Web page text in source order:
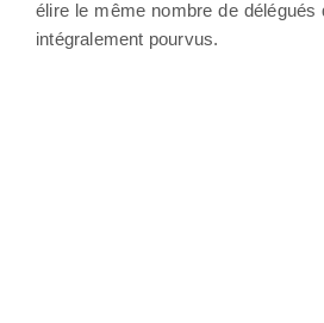
élire le même nombre de
intégralement pourvus.